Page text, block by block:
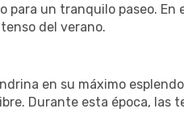
un tranquilo paseo. En
del verano.
en su máximo
Durante esta época, las